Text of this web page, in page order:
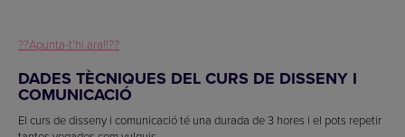
??Apunta-t’hi ara!!??
DADES TÈCNIQUES DEL CURS DE DISSENY I
COMUNICACIÓ
El curs de disseny i comunicació té una durada de 3 hores i el pots repetir